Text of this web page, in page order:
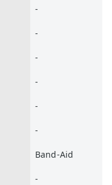
-
-
-
-
-
-
Band-Aid
-